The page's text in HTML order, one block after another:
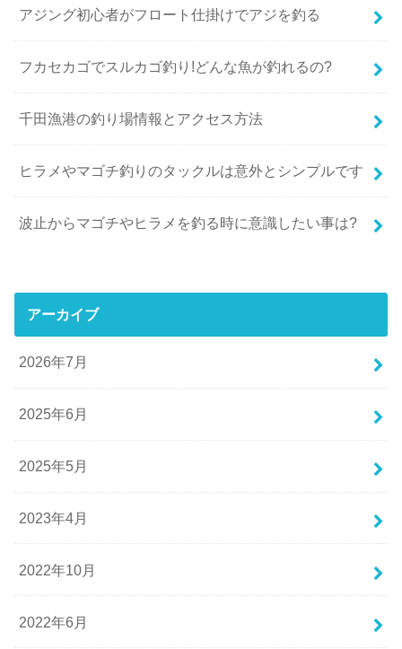
アジング初心者がフロート仕掛けでアジを釣る
フカセカゴでスルカゴ釣り!どんな魚が釣れるの?
千田漁港の釣り場情報とアクセス方法
ヒラメやマゴチ釣りのタックルは意外とシンプルです
波止からマゴチやヒラメを釣る時に意識したい事は?
アーカイブ
2026年7月
2025年6月
2025年5月
2023年4月
2022年10月
2022年6月